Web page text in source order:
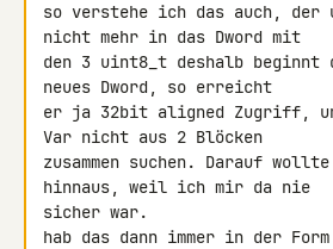
so verstehe ich das auch, der
nicht mehr in das Dword mit
den 3 uint8_t deshalb beginnt
neues Dword, so erreicht
er ja 32bit aligned Zugriff,
Var nicht aus 2 Blöcken
zusammen suchen. Darauf
hinnaus, weil ich mir da nie
sicher war.
hab das dann immer in der Form